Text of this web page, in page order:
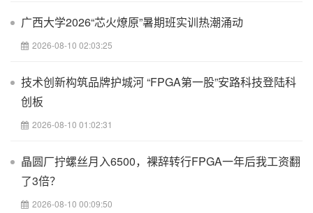
2012年世界无线电通信会议在日内瓦召开;安全与电磁兼容;2012年
01期
24
华莉英小学生参加业余电台活动的探索;上海教育科研;2000年02期
徐儒业余无线电通信介绍;现代通信;1998年07期
广西大学2026“芯火燎原”暑期班实训热潮涌动
2026-08-10 02:03:25
技术创新构筑品牌护城河 “FPGA第一股”安路科技登陆科
创板
2026-08-10 01:02:31
晶圆厂拧螺丝月入6500，裸辞转行FPGA一年后我工资翻
了3倍？
2026-08-10 00:09:50